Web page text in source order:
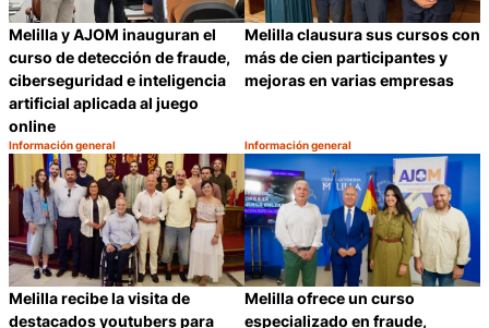
Melilla y AJOM inauguran el
curso de detección de fraude,
ciberseguridad e inteligencia
artificial aplicada al juego
online
Categoría:
Información general
Compartir
Melilla clausura sus cursos con
más de cien participantes y
mejoras en varias empresas
Categoría:
Información general
Melilla recibe la visita de
destacados youtubers para
Melilla ofrece un curso
especializado en fraude,